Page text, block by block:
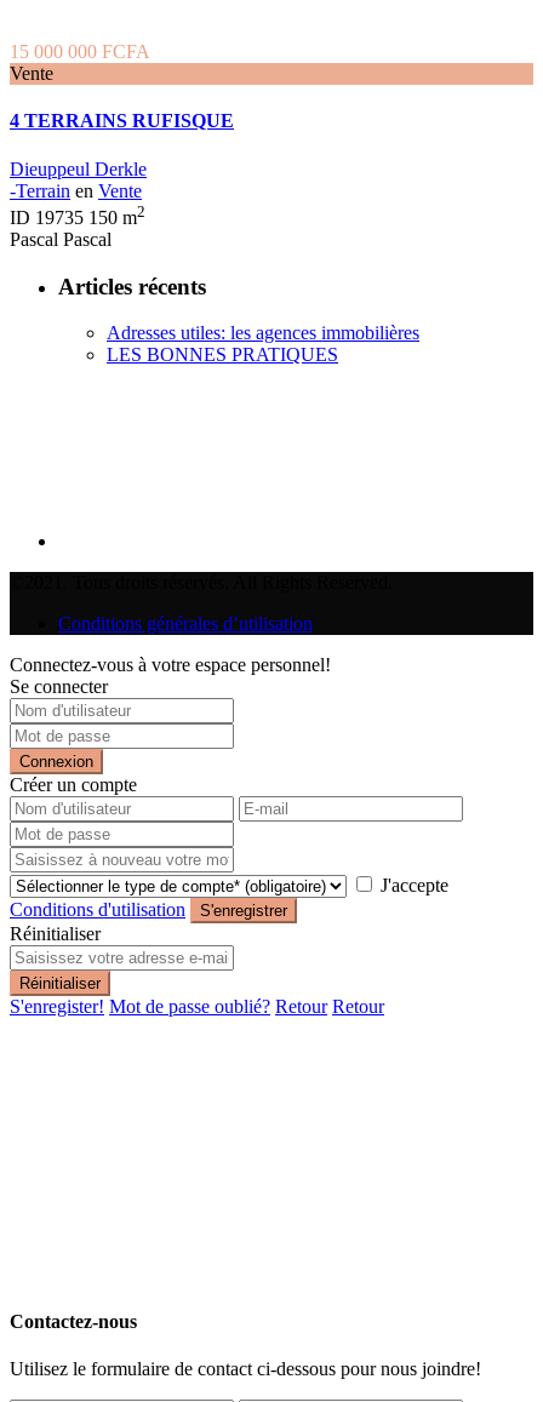
15 000 000 FCFA
Vente
4 TERRAINS RUFISQUE
Dieuppeul Derkle
-Terrain en Vente
ID 19735 150 m2
Pascal Pascal
Articles récents
Adresses utiles: les agences immobilières
LES BONNES PRATIQUES
Conditions générales d’utilisation
Connectez-vous à votre espace personnel!
Se connecter
Connexion
Créer un compte
J'accepte
Conditions d'utilisation
S'enregistrer
Réinitialiser
Réinitialiser
S'enregister! Mot de passe oublié? Retour Retour
Contactez-nous
Utilisez le formulaire de contact ci-dessous pour nous joindre!